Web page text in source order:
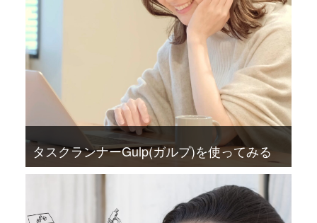
タスクランナーGulp(ガルプ)を使ってみる